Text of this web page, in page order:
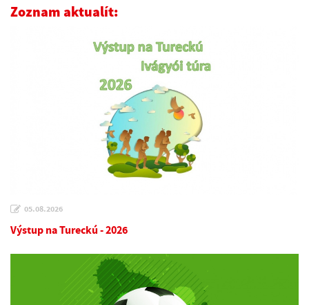
Zoznam aktualít:
05.08.2026
Výstup na Tureckú - 2026